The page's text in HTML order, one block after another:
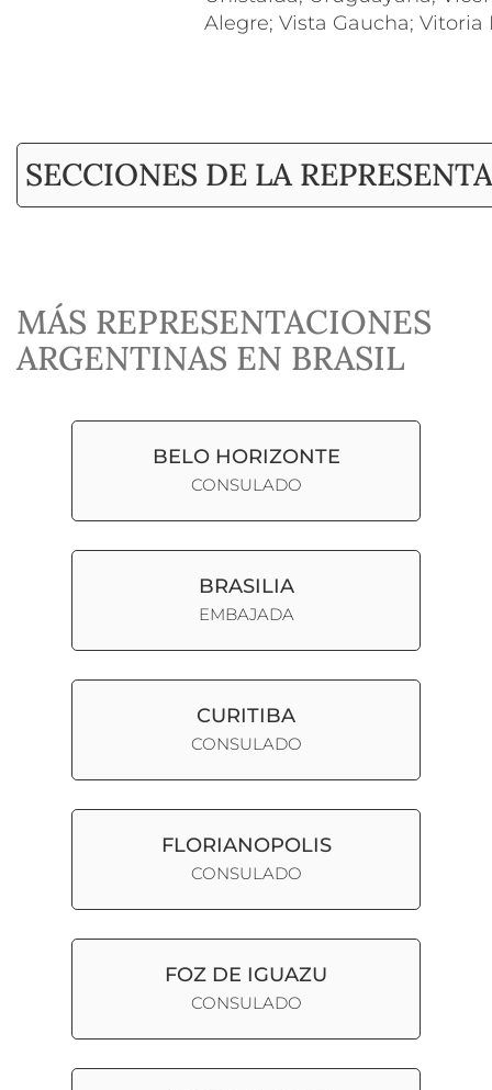
Alegre; Vista Gaucha; Vitoria
SECCIONES DE LA
MÁS REPRESENTACIONES
ARGENTINAS EN BRASIL
BELO HORIZONTE
CONSULADO
BRASILIA
EMBAJADA
CURITIBA
CONSULADO
FLORIANOPOLIS
CONSULADO
FOZ DE IGUAZU
CONSULADO